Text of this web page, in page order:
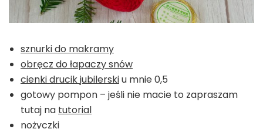
sznurki do makramy
obręcz do łapaczy snów
cienki drucik jubilerskiu mnie 0,5
gotowy pompon – jeśli nie macie to zapraszam
tutaj na tutorial
nożyczki